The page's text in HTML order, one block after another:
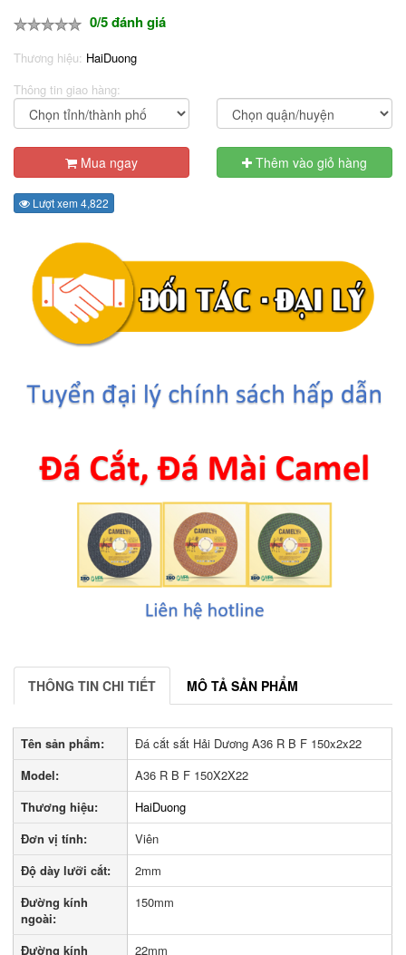
0/5 đánh giá
Thương hiệu: HaiDuong
Thông tin giao hàng:
Mua ngay Thêm vào giỏ hàng
Lượt xem 4,822
THÔNG TIN CHI TIẾT MÔ TẢ SẢN PHẨM
Tên sản phẩm:
Đá cắt sắt Hải Dương A36 R B F 150x2x22
Model:
A36 R B F 150X2X22
Thương hiệu:
HaiDuong
Đơn vị tính:
Viên
Độ dày lưỡi cắt:
2mm
Đường kính
ngoài:
150mm
Đường kính 22mm